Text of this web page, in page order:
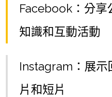
Facebook：分享
知識和互動活動
Instagram：展示
片和短片